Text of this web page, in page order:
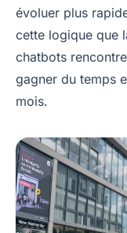
évoluer plus
cette logique que
chatbots
gagner du temps
mois.